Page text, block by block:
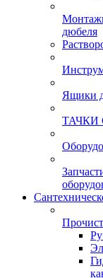
дюбеля
Ящики
ТАЧКИ